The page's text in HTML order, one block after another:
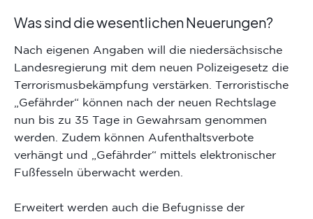
Was sind die wesentlichen Neuerungen?
Nach eigenen Angaben will die niedersächsische
Landesregierung mit dem neuen Polizeigesetz die
Terrorismusbekämpfung verstärken. Terroristische
„Gefährder“ können nach der neuen Rechtslage
nun bis zu 35 Tage in Gewahrsam genommen
werden. Zudem können Aufenthaltsverbote
verhängt und „Gefährder“ mittels elektronischer
Fußfesseln überwacht werden.
Erweitert werden auch die Befugnisse der